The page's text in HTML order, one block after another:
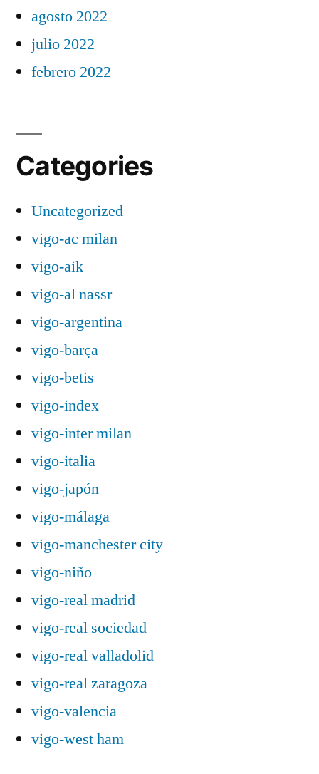
agosto 2022
julio 2022
febrero 2022
Categories
Uncategorized
vigo-ac milan
vigo-aik
vigo-al nassr
vigo-argentina
vigo-barça
vigo-betis
vigo-index
vigo-inter milan
vigo-italia
vigo-japón
vigo-málaga
vigo-manchester city
vigo-niño
vigo-real madrid
vigo-real sociedad
vigo-real valladolid
vigo-real zaragoza
vigo-valencia
vigo-west ham